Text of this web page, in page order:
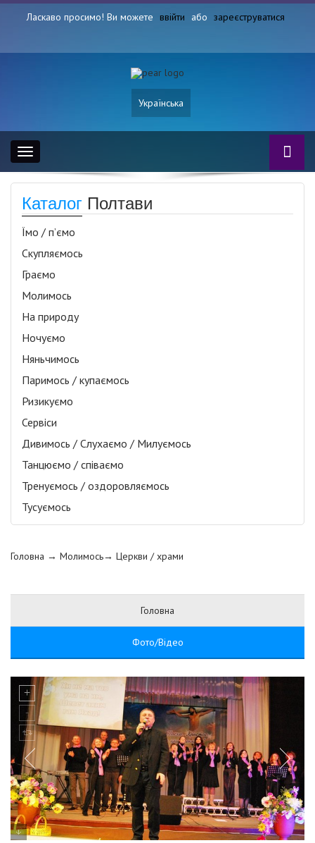
Ласкаво просимо! Ви можете ввійти або зареєструватися
Українська
Toggle
navigation
Каталог Полтави
Їмо / п’ємо
Скупляємось
Граємо
Молимось
На природу
Ночуємо
Няньчимось
Паримось / купаємось
Ризикуємо
Сервіси
Дивимось / Слухаємо / Милуємось
Танцюємо / співаємо
Тренуємось / оздоровляємось
Тусуємось
Головна → Молимось→ Церкви / храми
Головна
Фото/Відео